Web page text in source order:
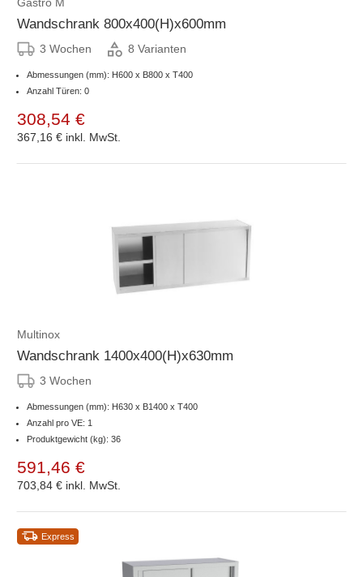
Wandschrank 800x400(H)x600mm
3 Wochen 8 Varianten
Abmessungen (mm): H600 x B800 x T400
Anzahl Türen: 0
308,54 €
367,16 € inkl. MwSt.
Multinox
Wandschrank 1400x400(H)x630mm
3 Wochen
Abmessungen (mm): H630 x B1400 x T400
Anzahl pro VE: 1
Produktgewicht (kg): 36
591,46 €
703,84 € inkl. MwSt.
Express